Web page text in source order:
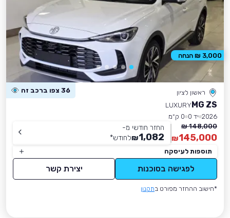
ראשון לציון 36 צפו ברכב זה
MG ZS
LUXURY
2026 יד 0
0 ק״מ
148,000 ₪
145,000
₪
החזר חודשי מ-
1,082
₪לחודש*
תוספות לעיסקה
לפגישה בסוכנות יצירת קשר
*חישוב ההחזר מפורט בתקנון
3,000 ₪ הנחה